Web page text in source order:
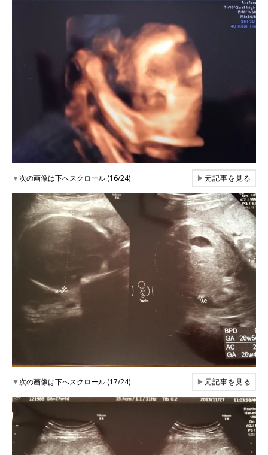
▼次の画像は下へスクロール (16/24) ▶元記事を見る
▼次の画像は下へスクロール (17/24) ▶元記事を見る